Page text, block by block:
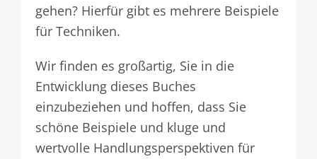
gehen? Hierfür gibt es mehrere Beispiele
für Techniken.
Wir finden es großartig, Sie in die
Entwicklung dieses Buches
einzubeziehen und hoffen, dass Sie
schöne Beispiele und kluge und
wertvolle Handlungsperspektiven für